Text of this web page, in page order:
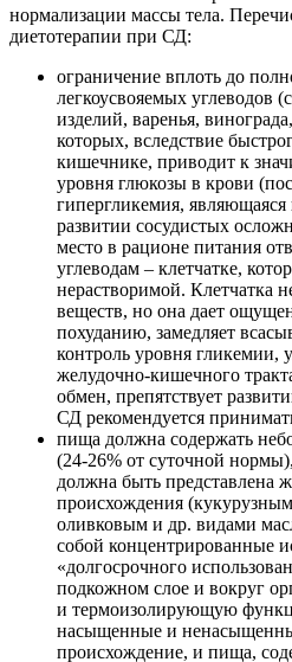
нормализации массы тела.
диетотерапии при СД:
ограничение вплоть до
легкоусвояемых углеводов
изделий, варенья,
которых, вследствие
кишечнике, приводит к
уровня глюкозы в крови
гипергликемия,
развитии сосудистых
место в рационе питания
углеводам – клетчатке,
нерастворимой. Клетчатка
веществ, но она дает
похуданию, замедляет
контроль уровня гликемии,
желудочно-кишечного
обмен, препятствует
СД рекомендуется
пища должна содержать
(24-26% от суточной
должна быть представлена
происхождения
оливковым и др. видами
собой концентрированные
«долгосрочного
подкожном слое и вокруг
и термоизолирующую
насыщенные и
происхождение, и пища,